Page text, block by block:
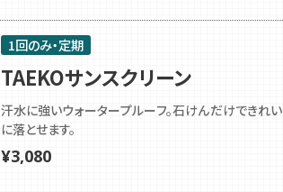
1回のみ・定期
TAEKOサンスクリーン
汗水に強いウォータープルーフ。石けんだけできれい
に落とせます。
¥3,080